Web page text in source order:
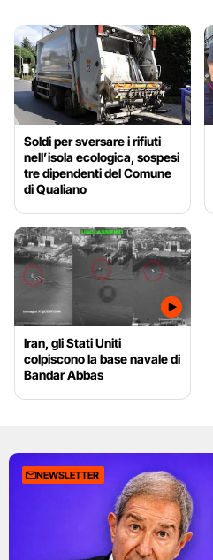
Soldi per sversare i rifiuti
nell’isola ecologica, sospesi
tre dipendenti del Comune
di Qualiano
Iran, gli Stati Uniti
colpiscono la base navale di
Bandar Abbas
NEWSLETTER